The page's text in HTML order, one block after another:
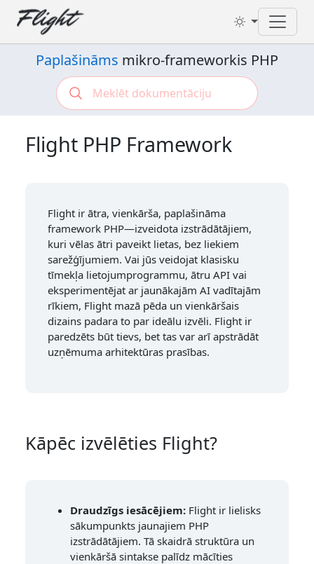
Paplašināms mikro-frameworkis PHP
Flight PHP Framework
Flight ir ātra, vienkārša, paplašināma
framework PHP—izveidota izstrādātājiem,
kuri vēlas ātri paveikt lietas, bez liekiem
sarežģījumiem. Vai jūs veidojat klasisku
tīmekļa lietojumprogrammu, ātru API vai
eksperimentējat ar jaunākajām AI vadītajām
rīkiem, Flight mazā pēda un vienkāršais
dizains padara to par ideālu izvēli. Flight ir
paredzēts būt tievs, bet tas var arī apstrādāt
uzņēmuma arhitektūras prasības.
Kāpēc izvēlēties Flight?
Draudzīgs iesācējiem: Flight ir lielisks
sākumpunkts jaunajiem PHP
izstrādātājiem. Tā skaidrā struktūra un
vienkāršā sintakse palīdz mācīties